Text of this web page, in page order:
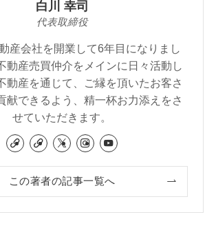
白川 幸司
代表取締役
産会社を開業して6年目になりまし
動産売買仲介をメインに日々活動し
動産を通じて、ご縁を頂いたお客さ
献できるよう、精一杯お力添えをさ
せていただきます。
この著者の記事一覧へ